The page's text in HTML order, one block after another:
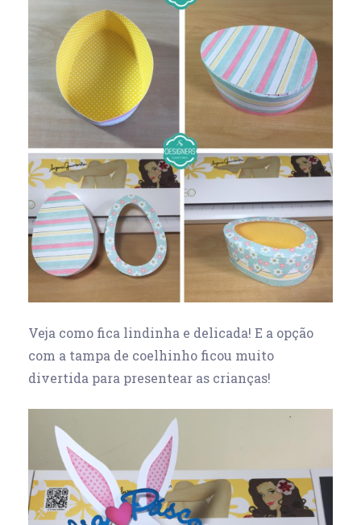
Veja como fica lindinha e delicada! E a opção
com a tampa de coelhinho ficou muito
divertida para presentear as crianças!